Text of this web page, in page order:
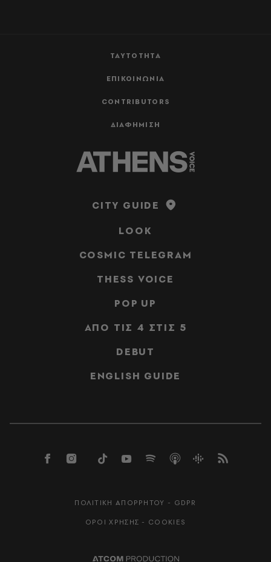
ΤΑΥΤΟΤΗΤΑ
ΕΠΙΚΟΙΝΩΝΙΑ
CONTRIBUTORS
ΔΙΑΦΗΜΙΣΗ
CITY GUIDE
LOOK
COSMIC TELEGRAM
THESS VOICE
POP UP
ΑΠΟ ΤΙΣ 4 ΣΤΙΣ 5
DEBUT
ENGLISH GUIDE
ΠΟΛΙΤΙΚΗ ΑΠΟΡΡΗΤΟΥ - GDPR
ΟΡΟΙ ΧΡΗΣΗΣ - COOKIES